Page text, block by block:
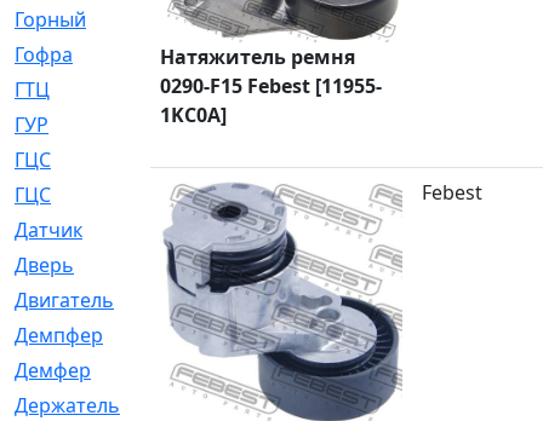
Горный
[1]
Гофра
[86]
ГТЦ
[96]
ГУР
[34]
ГЦC
[6]
ГЦС
[74]
Датчик
[969]
Дверь
[249]
Двигатель
[64]
Демпфер
[2]
Демфер
Держатель
[5]
Натяжитель ремня
0290-F15 Febest [11955-
1KC0A]
Febest